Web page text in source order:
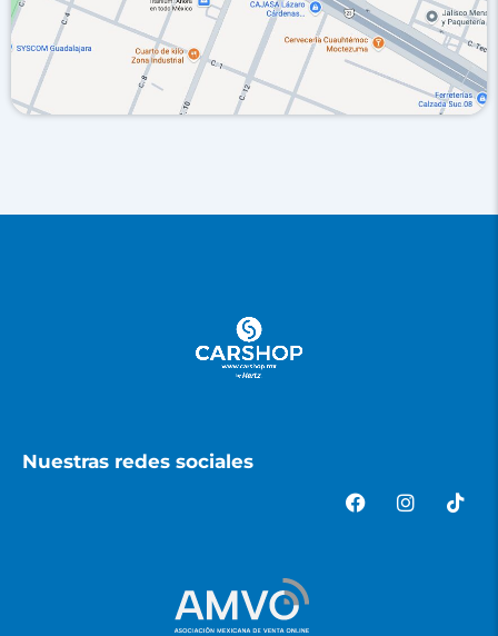
Nuestras redes sociales